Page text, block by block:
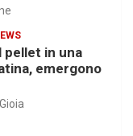
pellet in una
emergono